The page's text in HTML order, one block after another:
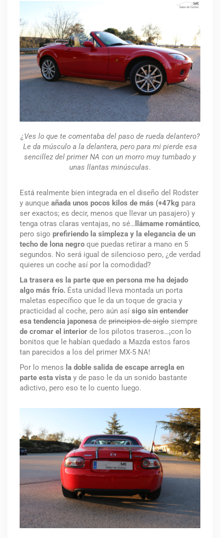
¿Ves lo que te comentaba del paso de rueda delantero?
Le da músculo a la delantera, pero para mi pierde esa
sencillez del primer NA con un morro muy tumbado y
unas llantas minúsculas.
Está realmente bien integrada en el diseño del Rodster
y aunque añada unos pocos kilos de más (+47kg para
ser exactos; es decir, menos que llevar un pasajero) y
tenga otras claras ventajas, no sé… llámame romántico,
pero sigo prefiriendo la simpleza y la elegancia de un
techo de lona negro que puedas retirar a mano en 5
segundos. No será igual de silencioso pero, ¿de verdad
quieres un coche así por la comodidad?
La trasera es la parte que en persona me ha dejado
algo más frío. Ésta unidad lleva montada un porta
maletas específico que le da un toque de gracia y
practicidad al coche, pero aún así sigo sin entender
esa tendencia japonesa de principios de siglo siempre
de cromar el interior de los pilotos traseros…¡con lo
bonitos que le habían quedado a Mazda estos faros
tan parecidos a los del primer MX-5 NA!
Por lo menos la doble salida de escape arregla en
parte esta vista y de paso le da un sonido bastante
adictivo, pero eso te lo cuento luego.